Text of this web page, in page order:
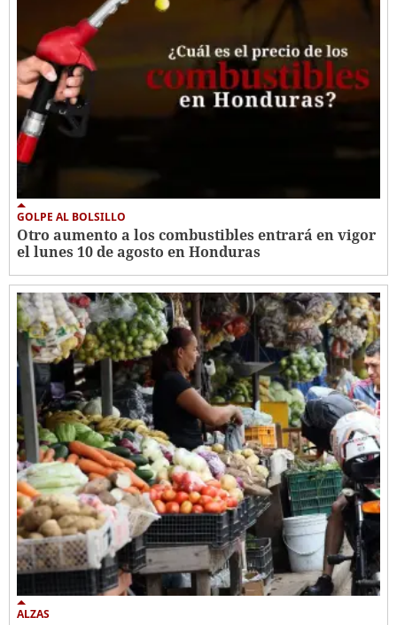
GOLPE AL BOLSILLO
Otro aumento a los combustibles entrará en vigor
el lunes 10 de agosto en Honduras
ALZAS